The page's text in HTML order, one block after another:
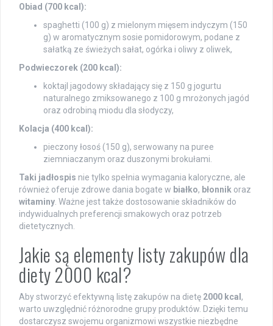
Obiad (700 kcal):
spaghetti (100 g) z mielonym mięsem indyczym (150
g) w aromatycznym sosie pomidorowym, podane z
sałatką ze świeżych sałat, ogórka i oliwy z oliwek,
Podwieczorek (200 kcal):
koktajl jagodowy składający się z 150 g jogurtu
naturalnego zmiksowanego z 100 g mrożonych jagód
oraz odrobiną miodu dla słodyczy,
Kolacja (400 kcal):
pieczony łosoś (150 g), serwowany na puree
ziemniaczanym oraz duszonymi brokułami.
Taki jadłospis nie tylko spełnia wymagania kaloryczne, ale
również oferuje zdrowe dania bogate w białko, błonnik oraz
witaminy . Ważne jest także dostosowanie składników do
indywidualnych preferencji smakowych oraz potrzeb
dietetycznych.
Jakie są elementy listy zakupów dla
diety 2000 kcal?
Aby stworzyć efektywną listę zakupów na dietę 2000 kcal ,
warto uwzględnić różnorodne grupy produktów. Dzięki temu
dostarczysz swojemu organizmowi wszystkie niezbędne